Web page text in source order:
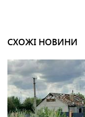
СХОЖІ НОВИНИ